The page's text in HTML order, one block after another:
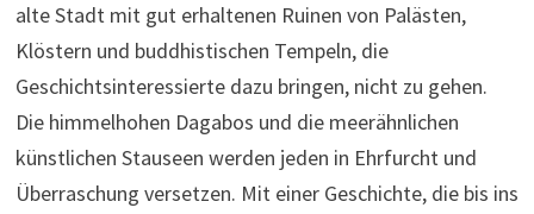
alte Stadt mit gut erhaltenen Ruinen von Palästen,
Klöstern und buddhistischen Tempeln, die
Geschichtsinteressierte dazu bringen, nicht zu gehen.
Die himmelhohen Dagabos und die meerähnlichen
künstlichen Stauseen werden jeden in Ehrfurcht und
Überraschung versetzen. Mit einer Geschichte, die bis ins